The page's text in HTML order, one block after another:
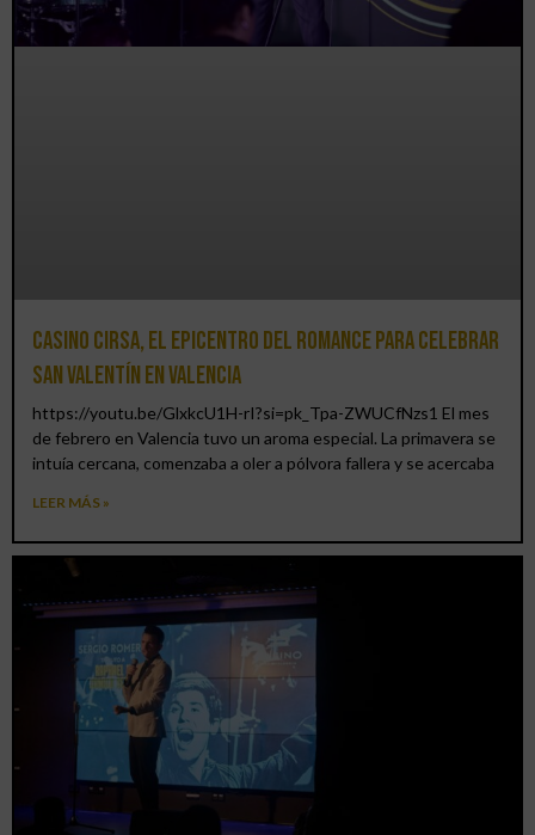
Casino CIRSA, el epicentro del romance para celebrar
San Valentín en Valencia
https://youtu.be/GlxkcU1H-rI?si=pk_Tpa-ZWUCfNzs1 El mes
de febrero en Valencia tuvo un aroma especial. La primavera se
intuía cercana, comenzaba a oler a pólvora fallera y se acercaba
LEER MÁS »